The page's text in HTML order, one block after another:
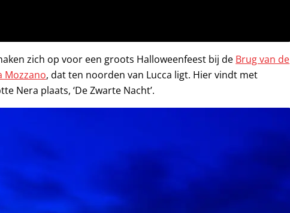
zich op voor een groots Halloweenfeest bij de Brug van de
Mozzano, dat ten noorden van Lucca ligt. Hier vindt met
Nera plaats, ‘De Zwarte Nacht’.